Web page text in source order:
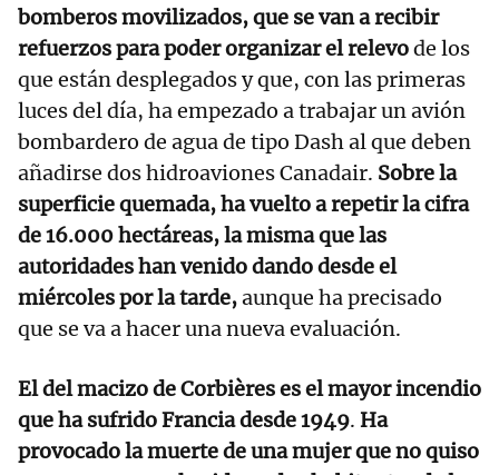
bomberos movilizados, que se van a recibir
refuerzos para poder organizar el relevode los
que están desplegados y que, con las primeras
luces del día, ha empezado a trabajar un avión
bombardero de agua de tipo Dash al que deben
añadirse dos hidroaviones Canadair. Sobre la
superficie quemada, ha vuelto a repetir la cifra
de 16.000 hectáreas, la misma que las
autoridades han venido dando desde el
miércoles por la tarde,aunque ha precisado
que se va a hacer una nueva evaluación.
El del macizo de Corbières es el mayor incendio
que ha sufrido Francia desde 1949. Ha
provocado la muerte de una mujer que no quiso